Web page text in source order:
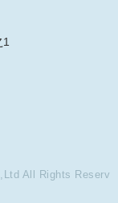
郵件上註明是由
您能隨時停止接
資料。
網站上的行為
的特定使用指
其他使用者的
All Rights Reserv